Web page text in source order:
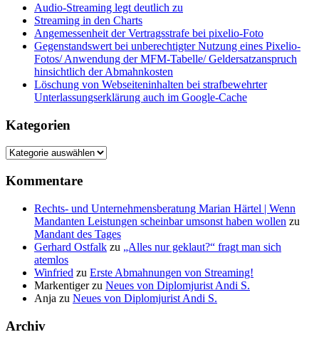
Audio-Streaming legt deutlich zu
Streaming in den Charts
Angemessenheit der Vertragsstrafe bei pixelio-Foto
Gegenstandswert bei unberechtigter Nutzung eines Pixelio-
Fotos/ Anwendung der MFM-Tabelle/ Geldersatzanspruch
hinsichtlich der Abmahnkosten
Löschung von Webseiteninhalten bei strafbewehrter
Unterlassungserklärung auch im Google-Cache
Kategorien
Kategorien
Kommentare
Rechts- und Unternehmensberatung Marian Härtel | Wenn
Mandanten Leistungen scheinbar umsonst haben wollen zu
Mandant des Tages
Gerhard Ostfalk zu „Alles nur geklaut?“ fragt man sich
atemlos
Winfried zu Erste Abmahnungen von Streaming!
Markentigerzu Neues von Diplomjurist Andi S.
Anja zu Neues von Diplomjurist Andi S.
Archiv